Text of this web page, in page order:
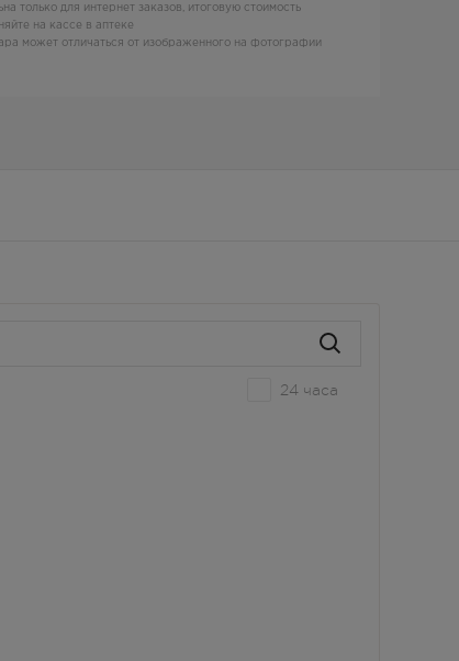
только для интернет заказов, итоговую стоимость
на кассе в аптеке
может отличаться от изображенного на фотографии
24 часа